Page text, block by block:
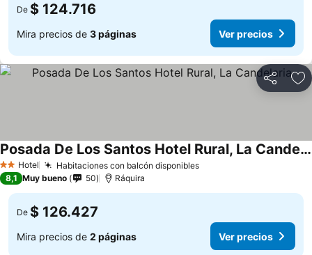
De $ 124.716
Mira precios de 3 páginas Ver precios
Compartir
2 Estrellas
Hotel Habitaciones con balcón disponiblesVer precios
Posada De Los Santos Hotel Rural, La Candelaria
Ver precios
8,1 Muy bueno 50 Ráquira
De $ 126.427
Mira precios de 2 páginas Ver precios